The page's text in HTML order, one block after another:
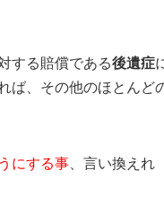
する賠償である後遺症
ば、その他のほとんど
にする事、言い換えれ